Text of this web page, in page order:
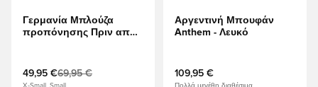
Γερμανία Μπλούζα
προπόνησης Πριν από
49,95 €69,95 €
X-Small, Small
Αργεντινή Μπουφάν
Anthem - Λευκό
109,95 €
Πολλά μεγέθη διαθέσιμα